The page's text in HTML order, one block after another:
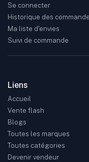
Se connecter
Historique des
Ma liste d'envies
Suivi de commande
Liens
Accueil
Vente flash
Blogs
Toutes les marques
Toutes catégories
Devenir vendeur